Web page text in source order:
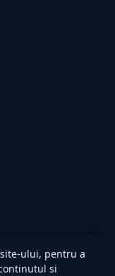
ului, pentru a
si